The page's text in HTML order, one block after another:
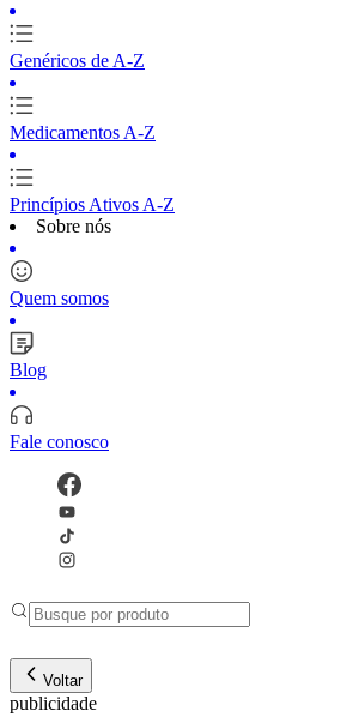
Genéricos de A-Z
Medicamentos A-Z
Princípios Ativos A-Z
Sobre nós
Quem somos
Blog
Fale conosco
Voltar
publicidade